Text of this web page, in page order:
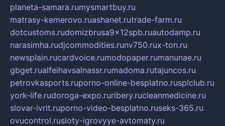
planeta-samara.rumysmartbuy.ru
matrasy-kemerovo.ruashanet.rutrade-farm.ru
dotcustoms.rudomizbrusa9x12spb.ruautodamp.ru
narasimha.rudjcommodities.runv750.rux-ton.ru
newsplain.rucardvoice.rumodopaper.rumanunae.ru
gbget.rualfeihavsalnassr.rumadoma.rutajuncos.ru
petrovkasports.ruporno-online-besplatno.rusplclub.ru
york-life.rudoroga-expo.ruribery.rucleanmedicine.ru
slovar-ivrit.ruporno-video-besplatno.ruseks-365.ru
ovucontrol.rusloty-igrovyye-avtomaty.ru